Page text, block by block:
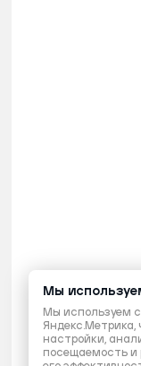
Мы
Мы используем
настройки,
посещаемость и